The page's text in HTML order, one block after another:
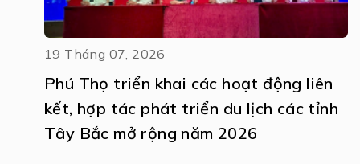
19 Tháng 07, 2026
Phú Thọ triển khai các hoạt động liên
kết, hợp tác phát triển du lịch các tỉnh
Tây Bắc mở rộng năm 2026